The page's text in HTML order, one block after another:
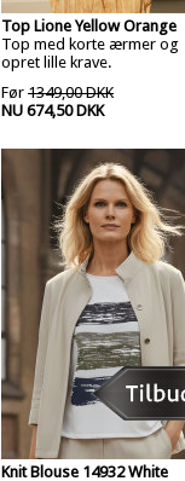
Top Lione Yellow Orange
Top med korte ærmer og
opret lille krave.
Før 1349,00 DKK
NU 674,50 DKK
Knit Blouse 14932 White